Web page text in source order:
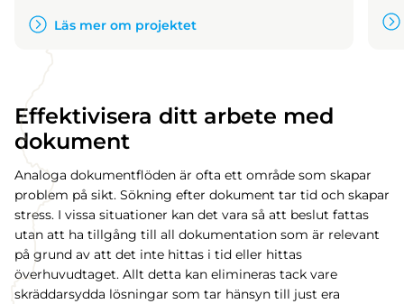
Läs mer om projektet
Effektivisera ditt arbete med
dokument
Analoga dokumentflöden är ofta ett område som skapar
problem på sikt. Sökning efter dokument tar tid och skapar
stress. I vissa situationer kan det vara så att beslut fattas
utan att ha tillgång till all dokumentation som är relevant
på grund av att det inte hittas i tid eller hittas
överhuvudtaget. Allt detta kan elimineras tack vare
skräddarsydda lösningar som tar hänsyn till just era